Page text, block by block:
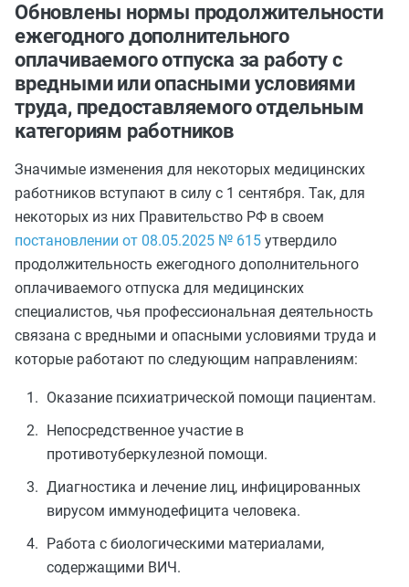
Обновлены нормы продолжительности
ежегодного дополнительного
оплачиваемого отпуска за работу с
вредными или опасными условиями
труда, предоставляемого отдельным
категориям работников
Значимые изменения для некоторых медицинских
работников вступают в силу с 1 сентября. Так, для
некоторых из них Правительство РФ в своем
постановлении от 08.05.2025 № 615 утвердило
продолжительность ежегодного дополнительного
оплачиваемого отпуска для медицинских
специалистов, чья профессиональная деятельность
связана с вредными и опасными условиями труда и
которые работают по следующим направлениям:
Оказание психиатрической помощи пациентам.
Непосредственное участие в
противотуберкулезной помощи.
Диагностика и лечение лиц, инфицированных
вирусом иммунодефицита человека.
Работа с биологическими материалами,
содержащими ВИЧ.